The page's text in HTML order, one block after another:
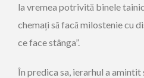
la vremea potrivită binele
chemați să facă milostenie cu
ce face stânga”.
În predica sa, ierarhul a